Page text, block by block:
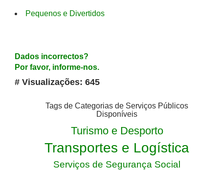
Pequenos e Divertidos
Dados incorrectos?
Por favor, informe-nos.
# Visualizações: 645
Tags de Categorias de Serviços Públicos
Disponíveis
Turismo e Desporto
Transportes e Logística
Serviços de Segurança Social